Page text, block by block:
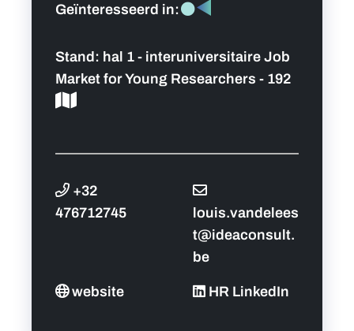
Geïnteresseerd in:
Stand: hal 1 - interuniversitaire Job
Market for Young Researchers - 192
+32
476712745
louis.vandelees
t@ideaconsult.
be
website HR LinkedIn